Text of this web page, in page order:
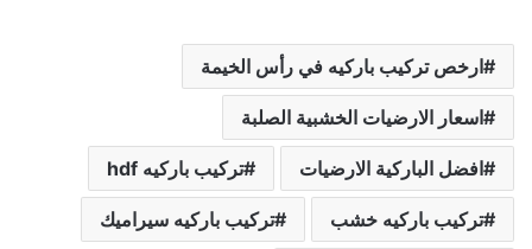
ارخص تركيب باركيه في رأس الخيمة
اسعار الارضيات الخشبية الصلبة
افضل الباركية الارضيات تركيب باركيه hdf
تركيب باركيه خشب تركيب باركيه سيراميك